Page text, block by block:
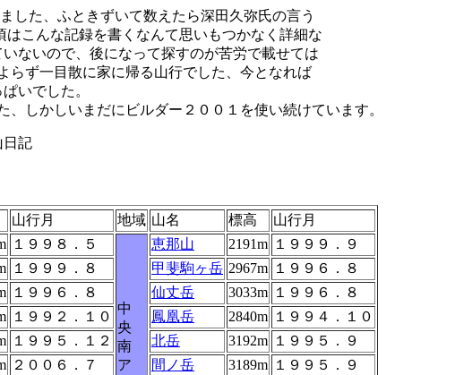
した、ふときずいて数えたら深田久弥氏の言う
こんな記録を書くなんて思いもつかなく詳細な
ないので、後になって探すのが苦労で載せては
らず一目散に家に帰る山行でした、今となれば
いでした。
しかしいまだにビルダー２００１を使い続けています。
登山日記
山行月 地域 山名 標高 山行月
１９９８．５
中
央
南
ア
恵那山 2191m １９９９．９
１９９９．８ 甲斐駒ヶ岳 2967m １９９６．８
１９９６．８ 仙丈岳 3033m １９９６．８
１９９２．１０ 鳳凰岳 2840m １９９４．１０
１９９５．１２ 北岳 3192m １９９５．９
２００６．７ 間ノ岳 3189m １９９５．９